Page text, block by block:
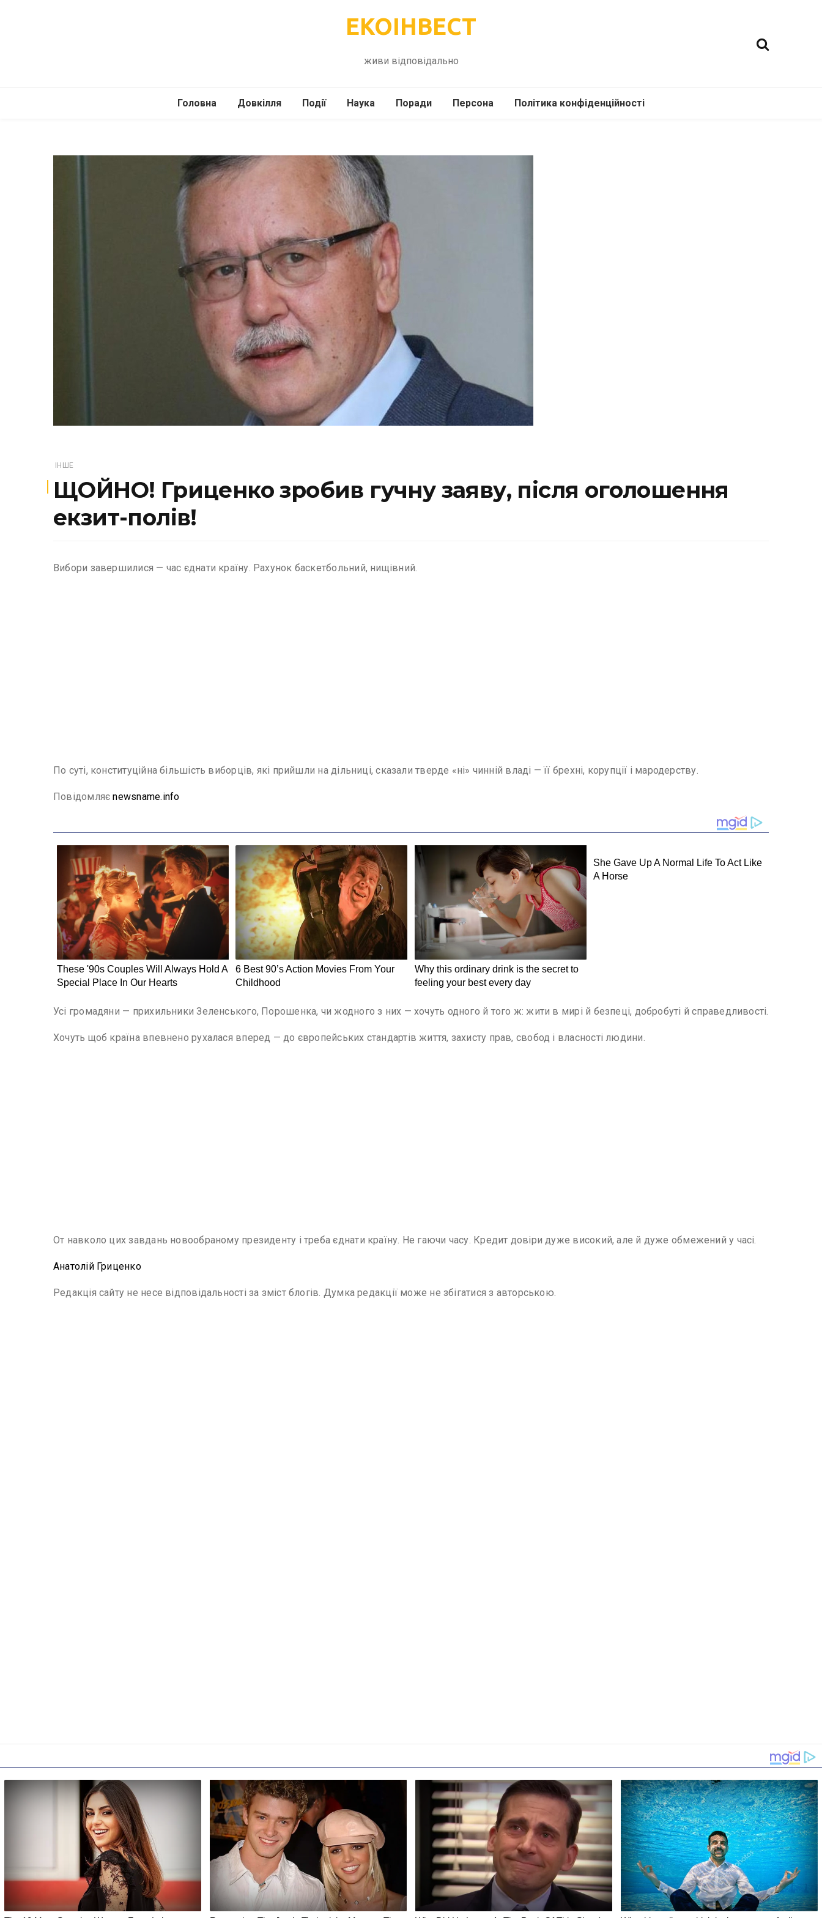
ЕКОІНВЕСТ
живи відповідально
Головна Довкілля
Подорожі
Події
Інше
Наука
Психологія
Технології
Поради
Здоров’я
Персона Політика конфіденційності
ІНШЕ
ЩОЙНО! Гриценко зробив гучну заяву, після оголошення
екзит-полів!
Вибори завершилися — час єднати країну. Рахунок баскетбольний, нищівний.
По суті, конституційна більшість виборців, які прийшли на дільниці, сказали тверде «ні» чинній владі — її брехні, корупції і мародерству.
Повідомляєnewsname.info
Усі громадяни — прихильники Зеленського, Порошенка, чи жодного з них — хочуть одного й того ж: жити в мирі й безпеці, добробуті й справедливості.
Хочуть щоб країна впевнено рухалася вперед — до європейських стандартів життя, захисту прав, свобод і власності людини.
От навколо цих завдань новообраному президенту і треба єднати країну. Не гаючи часу. Кредит довіри дуже високий, але й дуже обмежений у часі.
Анатолій Гриценко
Редакція сайту не несе відповідальності за зміст блогів. Думка редакції може не збігатися з авторською.